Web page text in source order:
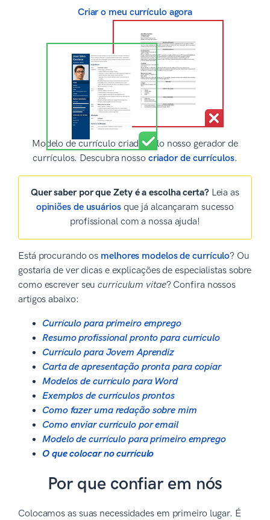
Criar o meu currículo agora
Modelo de currículo criado pelo nosso gerador de
currículos. Descubra nosso criador de currículos.
Quer saber por que Zety é a escolha certa?Leia as
opiniões de usuáriosque já alcançaram sucesso
profissional com a nossa ajuda!
Está procurando os melhores modelos de currículo? Ou
gostaria de ver dicas e explicações de especialistas sobre
como escrever seucurriculum vitae? Confira nossos
artigos abaixo:
Currículo para primeiro emprego
Resumo profissional pronto para currículo
Currículo para Jovem Aprendiz
Carta de apresentação pronta para copiar
Modelos de currículo para Word
Exemplos de currículos prontos
Como fazer uma redação sobre mim
Como enviar currículo por email
Modelo de currículo para primeiro emprego
O que colocar no currículo
Por que confiar em nós
Colocamos as suas necessidades em primeiro lugar. É